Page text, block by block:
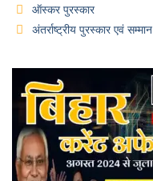
ऑस्कर पुरस्कार
अंतर्राष्ट्रीय पुरस्कार एवं सम्मान